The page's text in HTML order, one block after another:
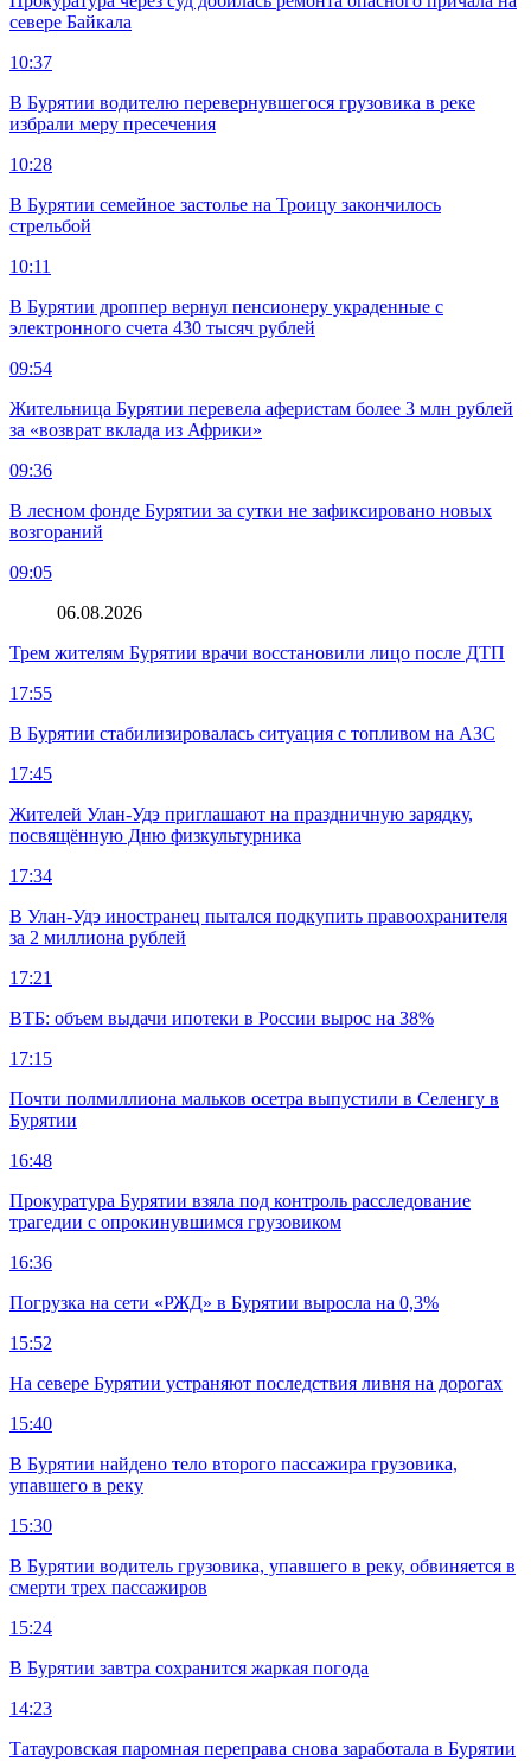
севере Байкала
10:37
В Бурятии водителю перевернувшегося грузовика в реке
избрали меру пресечения
10:28
В Бурятии семейное застолье на Троицу закончилось
стрельбой
10:11
В Бурятии дроппер вернул пенсионеру украденные с
электронного счета 430 тысяч рублей
09:54
Жительница Бурятии перевела аферистам более 3 млн рублей
за «возврат вклада из Африки»
09:36
В лесном фонде Бурятии за сутки не зафиксировано новых
возгораний
09:05
06.08.2026
Трем жителям Бурятии врачи восстановили лицо после ДТП
17:55
В Бурятии стабилизировалась ситуация с топливом на АЗС
17:45
Жителей Улан-Удэ приглашают на праздничную зарядку,
посвящённую Дню физкультурника
17:34
В Улан-Удэ иностранец пытался подкупить правоохранителя
за 2 миллиона рублей
17:21
ВТБ: объем выдачи ипотеки в России вырос на 38%
17:15
Почти полмиллиона мальков осетра выпустили в Селенгу в
Бурятии
16:48
Прокуратура Бурятии взяла под контроль расследование
трагедии с опрокинувшимся грузовиком
16:36
Погрузка на сети «РЖД» в Бурятии выросла на 0,3%
15:52
На севере Бурятии устраняют последствия ливня на дорогах
15:40
В Бурятии найдено тело второго пассажира грузовика,
упавшего в реку
15:30
В Бурятии водитель грузовика, упавшего в реку, обвиняется в
смерти трех пассажиров
15:24
В Бурятии завтра сохранится жаркая погода
14:23
Татауровская паромная переправа снова заработала в Бурятии